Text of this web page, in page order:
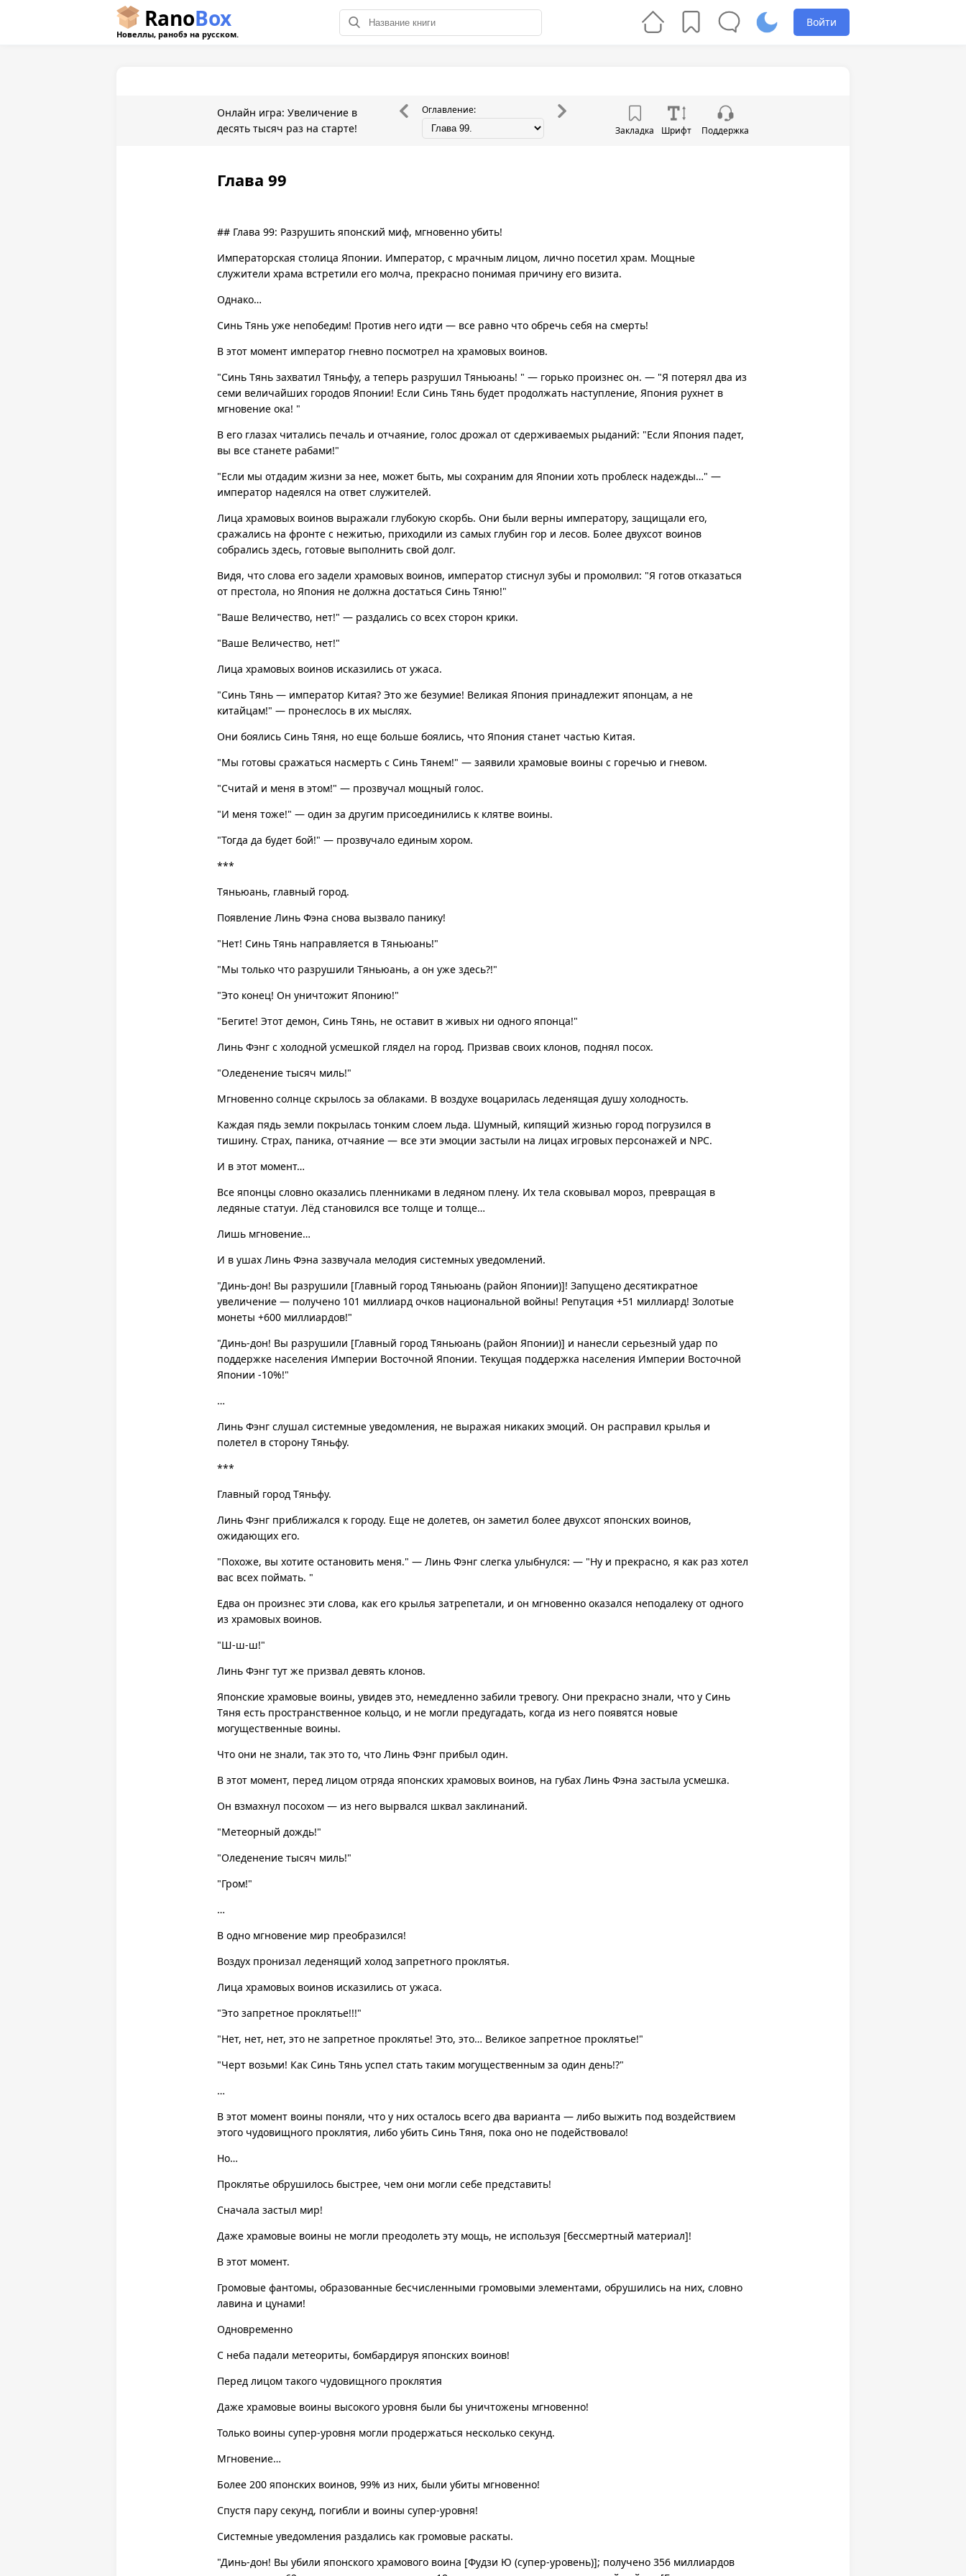
RanoBox
Новеллы, ранобэ на русском.
Войти
Онлайн игра: Увеличение в
десять тысяч раз на старте!
Оглавление:
Закладка
Шрифт Поддержка
Глава 99
## Глава 99: Разрушить японский миф, мгновенно убить!
Императорская столица Японии. Император, с мрачным лицом, лично посетил храм. Мощные
служители храма встретили его молча, прекрасно понимая причину его визита.
Однако…
Синь Тянь уже непобедим! Против него идти — все равно что обречь себя на смерть!
В этот момент император гневно посмотрел на храмовых воинов.
"Синь Тянь захватил Тяньфу, а теперь разрушил Тяньюань! " — горько произнес он. — "Я потерял два из
семи величайших городов Японии! Если Синь Тянь будет продолжать наступление, Япония рухнет в
мгновение ока! "
В его глазах читались печаль и отчаяние, голос дрожал от сдерживаемых рыданий: "Если Япония падет,
вы все станете рабами!"
"Если мы отдадим жизни за нее, может быть, мы сохраним для Японии хоть проблеск надежды…" —
император надеялся на ответ служителей.
Лица храмовых воинов выражали глубокую скорбь. Они были верны императору, защищали его,
сражались на фронте с нежитью, приходили из самых глубин гор и лесов. Более двухсот воинов
собрались здесь, готовые выполнить свой долг.
Видя, что слова его задели храмовых воинов, император стиснул зубы и промолвил: "Я готов отказаться
от престола, но Япония не должна достаться Синь Тяню!"
"Ваше Величество, нет!" — раздались со всех сторон крики.
"Ваше Величество, нет!"
Лица храмовых воинов исказились от ужаса.
"Синь Тянь — император Китая? Это же безумие! Великая Япония принадлежит японцам, а не
китайцам!" — пронеслось в их мыслях.
Они боялись Синь Тяня, но еще больше боялись, что Япония станет частью Китая.
"Мы готовы сражаться насмерть с Синь Тянем!" — заявили храмовые воины с горечью и гневом.
"Считай и меня в этом!" — прозвучал мощный голос.
"И меня тоже!" — один за другим присоединились к клятве воины.
"Тогда да будет бой!" — прозвучало единым хором.
***
Тяньюань, главный город.
Появление Линь Фэна снова вызвало панику!
"Нет! Синь Тянь направляется в Тяньюань!"
"Мы только что разрушили Тяньюань, а он уже здесь?!"
"Это конец! Он уничтожит Японию!"
"Бегите! Этот демон, Синь Тянь, не оставит в живых ни одного японца!"
Линь Фэнг с холодной усмешкой глядел на город. Призвав своих клонов, поднял посох.
"Оледенение тысяч миль!"
Мгновенно солнце скрылось за облаками. В воздухе воцарилась леденящая душу холодность.
Каждая пядь земли покрылась тонким слоем льда. Шумный, кипящий жизнью город погрузился в
тишину. Страх, паника, отчаяние — все эти эмоции застыли на лицах игровых персонажей и NPC.
И в этот момент…
Все японцы словно оказались пленниками в ледяном плену. Их тела сковывал мороз, превращая в
ледяные статуи. Лёд становился все толще и толще…
Лишь мгновение…
И в ушах Линь Фэна зазвучала мелодия системных уведомлений.
"Динь-дон! Вы разрушили [Главный город Тяньюань (район Японии)]! Запущено десятикратное
увеличение — получено 101 миллиард очков национальной войны! Репутация +51 миллиард! Золотые
монеты +600 миллиардов!"
"Динь-дон! Вы разрушили [Главный город Тяньюань (район Японии)] и нанесли серьезный удар по
поддержке населения Империи Восточной Японии. Текущая поддержка населения Империи Восточной
Японии -10%!"
…
Линь Фэнг слушал системные уведомления, не выражая никаких эмоций. Он расправил крылья и
полетел в сторону Тяньфу.
***
Главный город Тяньфу.
Линь Фэнг приближался к городу. Еще не долетев, он заметил более двухсот японских воинов,
ожидающих его.
"Похоже, вы хотите остановить меня." — Линь Фэнг слегка улыбнулся: — "Ну и прекрасно, я как раз хотел
вас всех поймать. "
Едва он произнес эти слова, как его крылья затрепетали, и он мгновенно оказался неподалеку от одного
из храмовых воинов.
"Ш-ш-ш!"
Линь Фэнг тут же призвал девять клонов.
Японские храмовые воины, увидев это, немедленно забили тревогу. Они прекрасно знали, что у Синь
Тяня есть пространственное кольцо, и не могли предугадать, когда из него появятся новые
могущественные воины.
Что они не знали, так это то, что Линь Фэнг прибыл один.
В этот момент, перед лицом отряда японских храмовых воинов, на губах Линь Фэна застыла усмешка.
Он взмахнул посохом — из него вырвался шквал заклинаний.
"Метеорный дождь!"
"Оледенение тысяч миль!"
"Гром!"
…
В одно мгновение мир преобразился!
Воздух пронизал леденящий холод запретного проклятья.
Лица храмовых воинов исказились от ужаса.
"Это запретное проклятье!!!"
"Нет, нет, нет, это не запретное проклятье! Это, это… Великое запретное проклятье!"
"Черт возьми! Как Синь Тянь успел стать таким могущественным за один день!?"
…
В этот момент воины поняли, что у них осталось всего два варианта — либо выжить под воздействием
этого чудовищного проклятия, либо убить Синь Тяня, пока оно не подействовало!
Но…
Проклятье обрушилось быстрее, чем они могли себе представить!
Сначала застыл мир!
Даже храмовые воины не могли преодолеть эту мощь, не используя [бессмертный материал]!
В этот момент.
Громовые фантомы, образованные бесчисленными громовыми элементами, обрушились на них, словно
лавина и цунами!
Одновременно
С неба падали метеориты, бомбардируя японских воинов!
Перед лицом такого чудовищного проклятия
Даже храмовые воины высокого уровня были бы уничтожены мгновенно!
Только воины супер-уровня могли продержаться несколько секунд.
Мгновение…
Более 200 японских воинов, 99% из них, были убиты мгновенно!
Спустя пару секунд, погибли и воины супер-уровня!
Системные уведомления раздались как громовые раскаты.
"Динь-дон! Вы убили японского храмового воина [Фудзи Ю (супер-уровень)]; получено 356 миллиардов